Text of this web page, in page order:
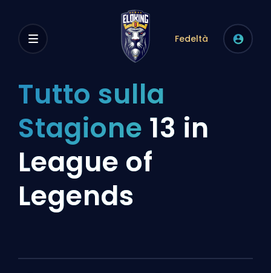
Fedeltà
Tutto sulla
Stagione 13 in
League of
Legends